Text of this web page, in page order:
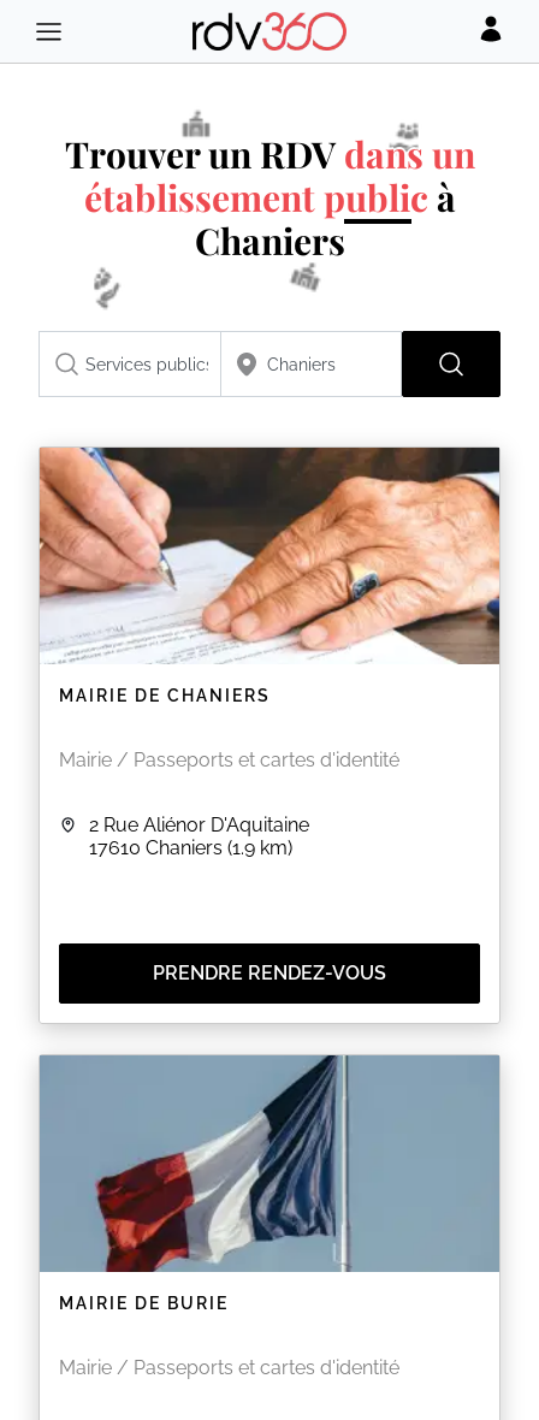
Trouver un RDVdans un
établissement public à
Chaniers
MAIRIE DE CHANIERS
Mairie / Passeports et cartes d'identité
2 Rue Aliénor D'Aquitaine
17610 Chaniers (1.9 km)
PRENDRE RENDEZ-VOUS
MAIRIE DE BURIE
Mairie / Passeports et cartes d'identité